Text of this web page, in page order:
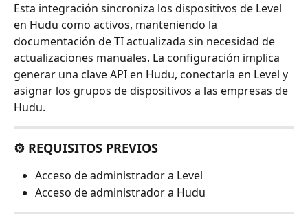
Esta integración sincroniza los dispositivos de Level
en Hudu como activos, manteniendo la
documentación de TI actualizada sin necesidad de
actualizaciones manuales. La configuración implica
generar una clave API en Hudu, conectarla en Level y
asignar los grupos de dispositivos a las empresas de
Hudu.
⚙️ REQUISITOS PREVIOS
Acceso de administrador a Level
Acceso de administrador a Hudu